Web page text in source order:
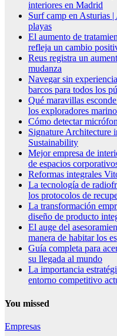
interiores en Madrid
Surf camp en Asturias
playas
El aumento de
refleja un cambio
Reus registra un
mudanza
Navegar sin
barcos para todos los
Qué maravillas
los exploradores
Cómo detectar
Signature Architecture
Sustainability
Mejor empresa de
de espacios
Reformas integrales
La tecnología de
los protocolos de
La transformación
diseño de producto
El auge del
manera de habitar los
Guía completa para
su llegada al mundo
La importancia
entorno competitivo
You missed
Empresas